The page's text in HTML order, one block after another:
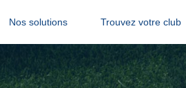
Nos solutions Trouvez votre club